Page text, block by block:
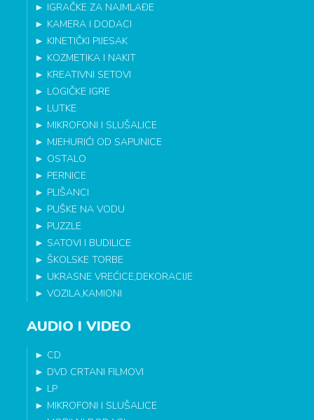
► IGRAČKE ZA NAJMLAĐE
► KAMERA I DODACI
► KINETIČKI PIJESAK
► KOZMETIKA I NAKIT
► KREATIVNI SETOVI
► LOGIČKE IGRE
► LUTKE
► MIKROFONI I SLUŠALICE
► MJEHURIĆI OD SAPUNICE
► OSTALO
► PERNICE
► PLIŠANCI
► PUŠKE NA VODU
► PUZZLE
►SATOVI I BUDILICE
►ŠKOLSKE TORBE
► UKRASNE VREĆICE,DEKORACIJE
►VOZILA,KAMIONI
AUDIO I VIDEO
► CD
► DVD CRTANI FILMOVI
► LP
► MIKROFONI I SLUŠALICE